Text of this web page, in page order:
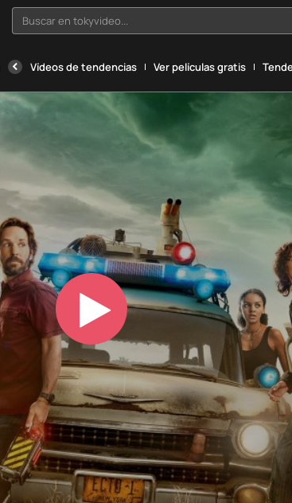
Buscar en tokyvideo...
Vídeos de tendencias Ver películas gratis
Play
Video